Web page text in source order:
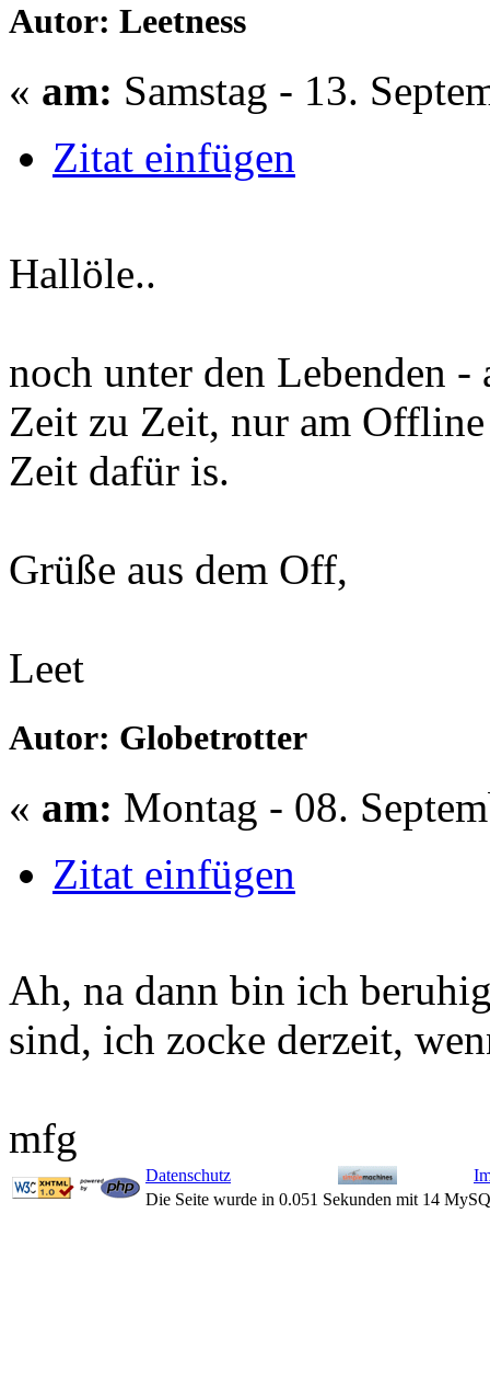
Autor: Leetness
« am: Samstag - 13.
Zitat einfügen
Hallöle..
noch unter den Lebenden
Zeit zu Zeit, nur am
Zeit dafür is.
Grüße aus dem Off,
Leet
Autor: Globetrotter
« am: Montag - 08.
Zitat einfügen
Ah, na dann bin ich
sind, ich zocke derzeit,
mfg
Datenschutz
Die Seite wurde in 0.051 Sekunden mit 14